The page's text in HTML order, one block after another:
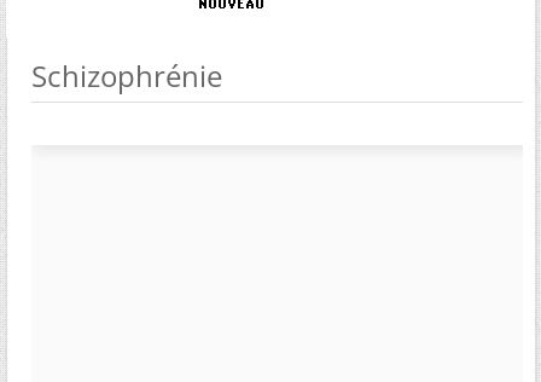
Schizophrénie